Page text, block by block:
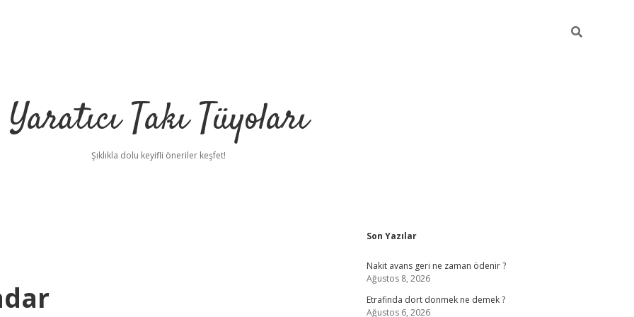
Yaratıcı Takı Tüyoları
Şıklıkla dolu keyifli öneriler keşfet!
Sidebar
Son Yazılar
Nakit avans geri ne zaman ödenir ?
Ağustos 8, 2026
Etrafinda dort donmek ne demek ?
Ağustos 6, 2026